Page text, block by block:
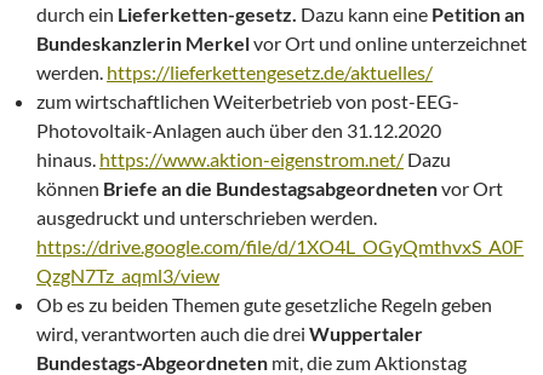
durch ein Lieferketten-gesetz. Dazu kann eine Petition an
Bundeskanzlerin Merkelvor Ort und online unterzeichnet
werden. https://lieferkettengesetz.de/aktuelles/
zum wirtschaftlichen Weiterbetrieb von post-EEG-
Photovoltaik-Anlagen auch über den 31.12.2020
hinaus. https://www.aktion-eigenstrom.net/ Dazu
können Briefe an die Bundestagsabgeordnetenvor Ort
ausgedruckt und unterschrieben werden.
https://drive.google.com/file/d/1XO4L_OGyQmthvxS_A0F
QzgN7Tz_aqml3/view
Ob es zu beiden Themen gute gesetzliche Regeln geben
wird, verantworten auch die drei Wuppertaler
Bundestags-Abgeordneten mit, die zum Aktionstag